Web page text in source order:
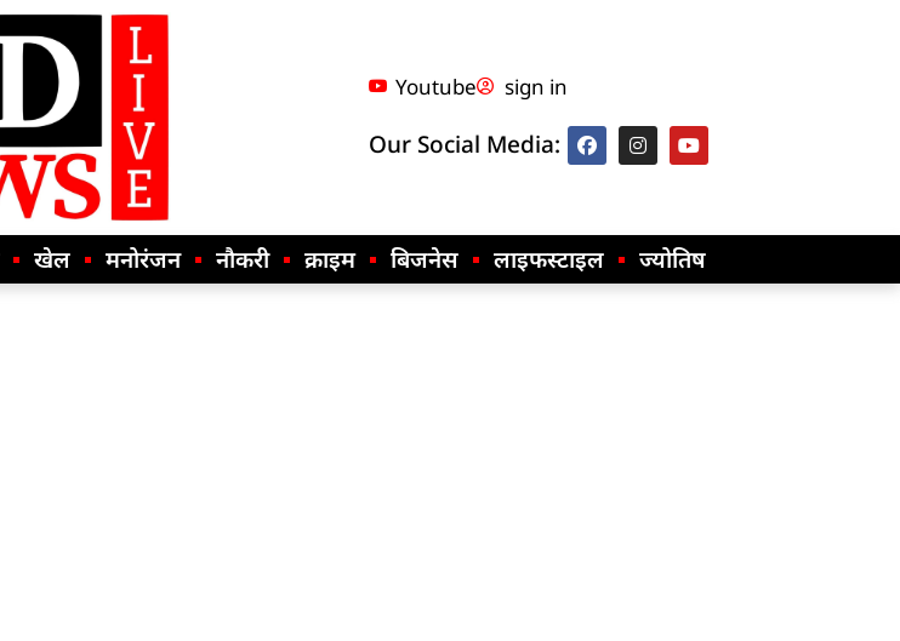
Youtube sign in
Our Social Media:
खेल मनोरंजन नौकरी क्राइम बिजनेस लाइफस्टाइल ज्योतिष